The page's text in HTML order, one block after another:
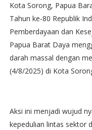
Kota Sorong, Papua
Tahun ke-80 Republik
Pemberdayaan dan
Papua Barat Daya
darah massal dengan
(4/8/2025) di Kota
Aksi ini menjadi wujud
kepedulian lintas sektor